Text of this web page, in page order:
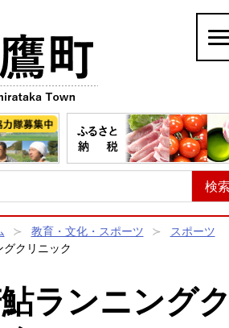
教育・文化・スポーツ
スポーツ
グクリニック
ランニング